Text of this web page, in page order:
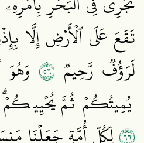
تَقَعَ عَلَى ٱلۡأَرۡضِ إِلَّا
لَرَؤُفٞ رَّحِيمٞ ٦٥
يُمِيتُكُمۡ ثُمَّ
لِّكُلِّ أُمَّةٖ جَعَلۡنَا